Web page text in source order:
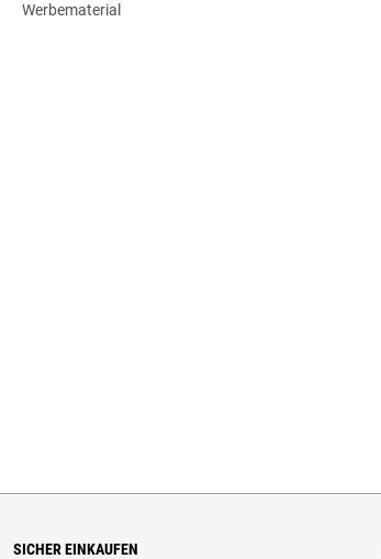
Werbematerial
SICHER EINKAUFEN